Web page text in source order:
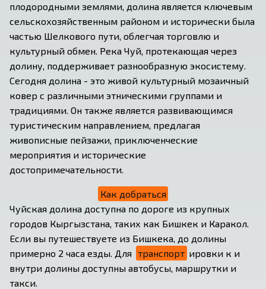
плодородными землями, долина является ключевым
сельскохозяйственным районом и исторически была
частью Шелкового пути, облегчая торговлю и
культурный обмен. Река Чуй, протекающая через
долину, поддерживает разнообразную экосистему.
Сегодня долина - это живой культурный мозаичный
ковер с различными этническими группами и
традициями. Он также является развивающимся
туристическим направлением, предлагая
живописные пейзажи, приключенческие
мероприятия и исторические
достопримечательности.
Как добраться
Чуйская долина доступна по дороге из крупных
городов Кыргызстана, таких как Бишкек и Каракол.
Если вы путешествуете из Бишкека, до долины
примерно 2 часа езды. Для транспорт ировки к и
внутри долины доступны автобусы, маршрутки и
такси.